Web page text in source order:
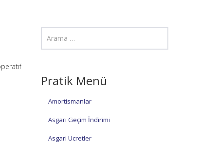
Pratik Menü
Amortismanlar
Asgari Geçim İndirimi
Asgari Ücretler